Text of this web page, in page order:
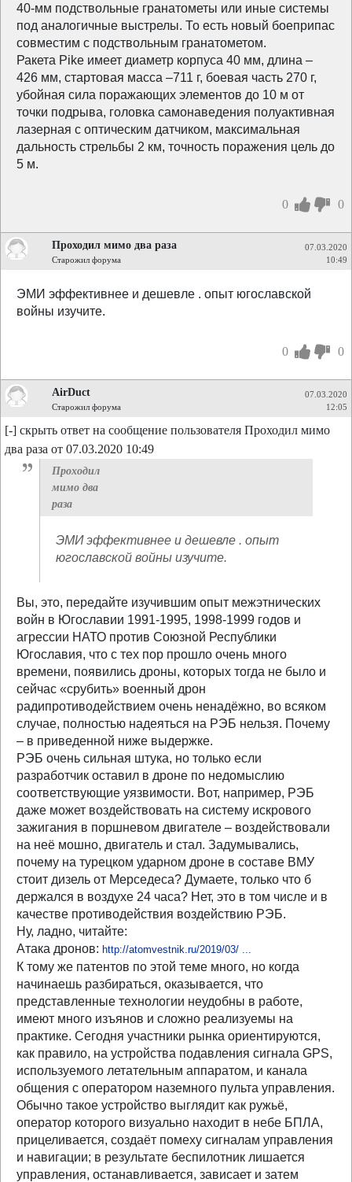
40-мм подствольные гранатометы или иные системы
под аналогичные выстрелы. То есть новый боеприпас
совместим с подствольным гранатометом.
Ракета Pike имеет диаметр корпуса 40 мм, длина –
426 мм, стартовая масса –711 г, боевая часть 270 г,
убойная сила поражающих элементов до 10 м от
точки подрыва, головка самонаведения полуактивная
лазерная с оптическим датчиком, максимальная
дальность стрельбы 2 км, точность поражения цель до
5 м.
0 0
Проходил мимо два раза
Старожил форума
07.03.2020
10:49
ЭМИ эффективнее и дешевле . опыт югославской
войны изучите.
0 0
AirDuct
Старожил форума
07.03.2020
12:05
[-] скрыть ответ на сообщение пользователя Проходил мимо
два раза от 07.03.2020 10:49
Проходил
мимо два
раза
ЭМИ эффективнее и дешевле . опыт
югославской войны изучите.
Вы, это, передайте изучившим опыт межэтнических
войн в Югославии 1991-1995, 1998-1999 годов и
агрессии НАТО против Союзной Республики
Югославия, что с тех пор прошло очень много
времени, появились дроны, которых тогда не было и
сейчас «срубить» военный дрон
радипротиводействием очень ненадёжно, во всяком
случае, полностью надеяться на РЭБ нельзя. Почему
– в приведенной ниже выдержке.
РЭБ очень сильная штука, но только если
разработчик оставил в дроне по недомыслию
соответствующие уязвимости. Вот, например, РЭБ
даже может воздействовать на систему искрового
зажигания в поршневом двигателе – воздействовали
на неё мошно, двигатель и стал. Задумывались,
почему на турецком ударном дроне в составе ВМУ
стоит дизель от Мерседеса? Думаете, только что б
держался в воздухе 24 часа? Нет, это в том числе и в
качестве противодействия воздействию РЭБ.
Ну, ладно, читайте:
Атака дронов: http://atomvestnik.ru/2019/03/ ...
К тому же патентов по этой теме много, но когда
начинаешь разбираться, оказывается, что
представленные технологии неудобны в работе,
имеют много изъянов и сложно реализуемы на
практике. Сегодня участники рынка ориентируются,
как правило, на устройства подавления сигнала GPS,
используемого летательным аппаратом, и канала
общения с оператором наземного пульта управления.
Обычно такое устройство выглядит как ружьё,
оператор которого визуально находит в небе БПЛА,
прицеливается, создаёт помеху сигналам управления
и навигации; в результате беспилотник лишается
управления, останавливается, зависает и затем